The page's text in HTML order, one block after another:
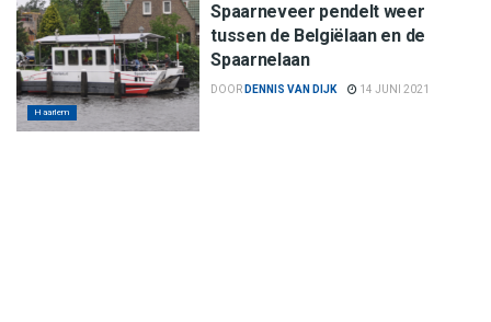
Haarlem
Spaarneveer pendelt weer
tussen de Belgiëlaan en de
Spaarnelaan
DOOR DENNIS VAN DIJK 14 JUNI 2021